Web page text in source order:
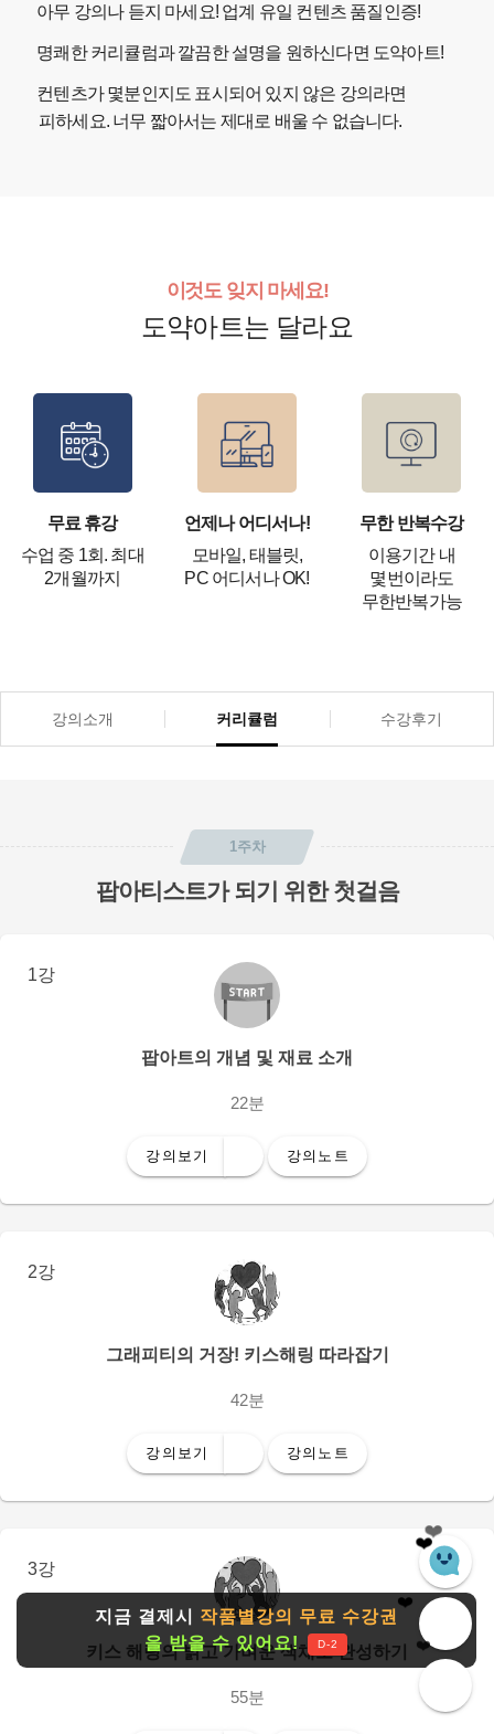
지금 결제시 작품별강의 무료 수강권
을 받을 수 있어요!
D-2
아무 강의나 듣지 마세요! 업계 유일 컨텐츠 품질인증!
명쾌한 커리큘럼과 깔끔한 설명을 원하신다면 도약아트!
컨텐츠가 몇분인지도 표시되어 있지 않은 강의라면
피하세요. 너무 짧아서는 제대로 배울 수 없습니다.
이것도 잊지 마세요!
도약아트는 달라요
무료 휴강
수업 중 1회. 최대
2개월까지
언제나 어디서나!
모바일, 태블릿,
PC 어디서나 OK!
무한 반복수강
이용기간 내
몇번이라도
무한반복가능
강의소개 커리큘럼 수강후기
1주차
팝아티스트가 되기 위한 첫걸음
1강
팝아트의 개념 및 재료 소개
22분
강의보기 강의노트
2강
그래피티의 거장! 키스해링 따라잡기
42분
강의보기 강의노트
3강
키스 해링의 밝고 가벼운 색채로 완성하기
55분
❤️
❤️ ❤️
❤️
❤️